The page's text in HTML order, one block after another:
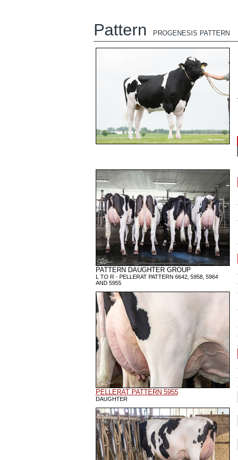
Pattern PROGENESIS PATTERN
PATTERN DAUGHTER GROUP
L TO R - PELLERAT PATTERN 6642, 5958, 5964
AND 5955
PELLERAT PATTERN 5955
DAUGHTER